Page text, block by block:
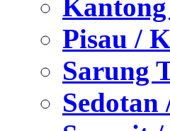
Pisau /
Sarung
Sedotan